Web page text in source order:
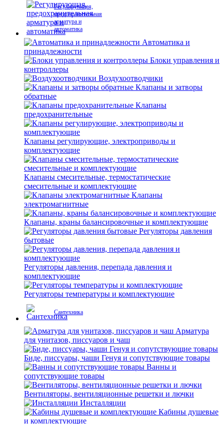
Регулирующая,
предохранительная
арматура и
автоматика
Автоматика и
принадлежности
Блоки управления и
контроллеры
Воздухоотводчики
Клапаны и затворы
обратные
Клапаны
предохранительные
Клапаны регулирующие, электроприводы и
комплектующие
Клапаны смесительные, термостатические
смесительные и комплектующие
Клапаны
электромагнитные
Клапаны, краны балансировочные и комплектующие
Регуляторы давления
бытовые
Регуляторы давления, перепада давления и
комплектующие
Регуляторы температуры и комплектующие
Сантехника
Арматура
для унитазов, писсуаров и чаш
Биде, писсуары, чаши Генуя и сопутствующие товары
Ванны и
сопутствующие товары
Вентиляторы, вентиляционные решетки и лючки
Инсталляции
Кабины душевые
и комплектующие